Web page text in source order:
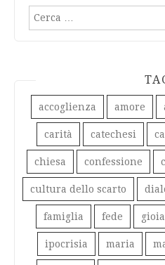
Ricerca
accoglienza amore
carità catechesi
chiesa confessione
cultura dello scarto
famiglia fede gioia
ipocrisia maria